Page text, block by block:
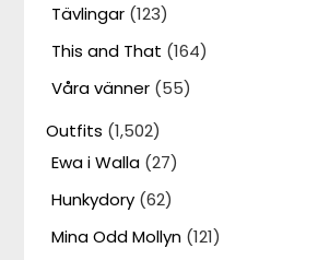
Tävlingar (123)
This and That (164)
Våra vänner (55)
Outfits (1,502)
Ewa i Walla (27)
Hunkydory (62)
Mina Odd Mollyn (121)